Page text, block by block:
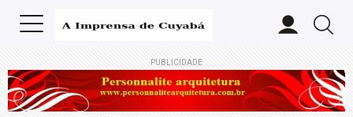
PUBLICIDADE